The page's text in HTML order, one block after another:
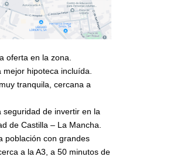
oferta en la zona.
mejor hipoteca incluída.
tranquila, cercana a
seguridad de invertir en la
de Castilla – La Mancha.
población con grandes
a la A3, a 50 minutos de